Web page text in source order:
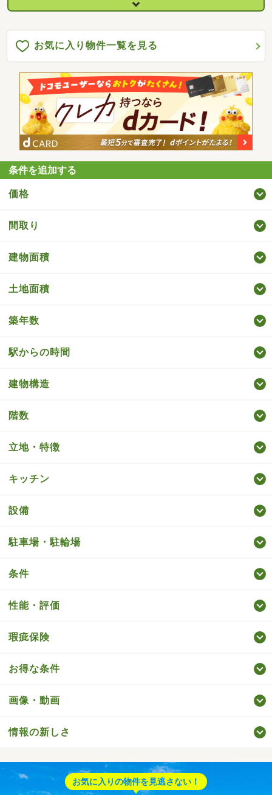
お気に入り物件一覧を見る
条件を追加する
価格
間取り
建物面積
土地面積
築年数
駅からの時間
建物構造
階数
立地・特徴
キッチン
設備
駐車場・駐輪場
条件
性能・評価
瑕疵保険
お得な条件
画像・動画
情報の新しさ
お気に入りの物件を見逃さない！